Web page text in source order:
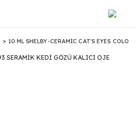
10 ML SHELBY-CERAMİC CAT'S EYES COLOR